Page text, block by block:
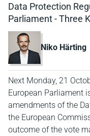
Data Protection
Parliament - Three
Niko Härting
Next Monday, 21
European Parliament
amendments of the
the European
outcome of the vote